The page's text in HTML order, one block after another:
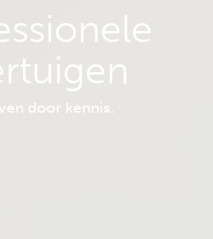
door kennis.